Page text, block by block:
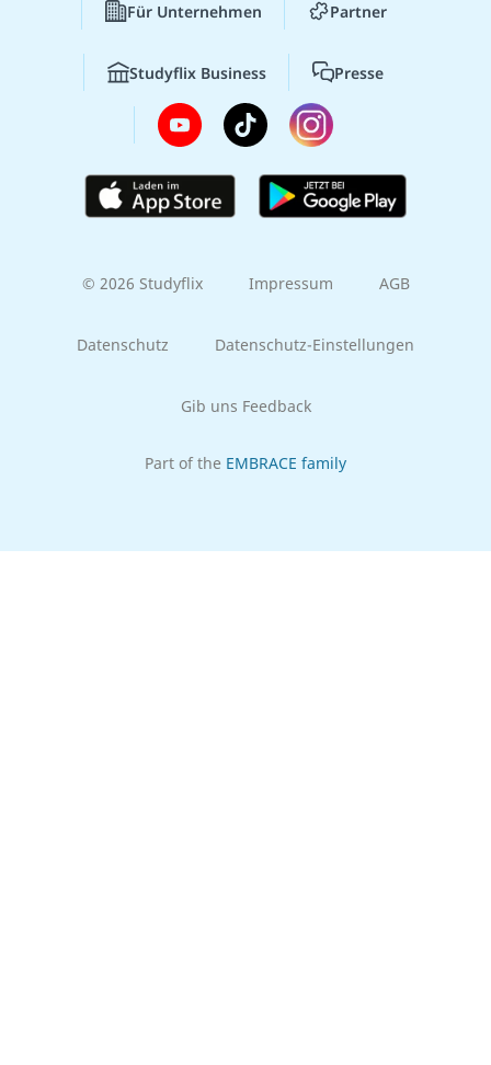
Für Unternehmen Partner
Studyflix Business Presse
© 2026 Studyflix Impressum AGB
Datenschutz Datenschutz-Einstellungen
Gib uns Feedback
Part of the EMBRACE family